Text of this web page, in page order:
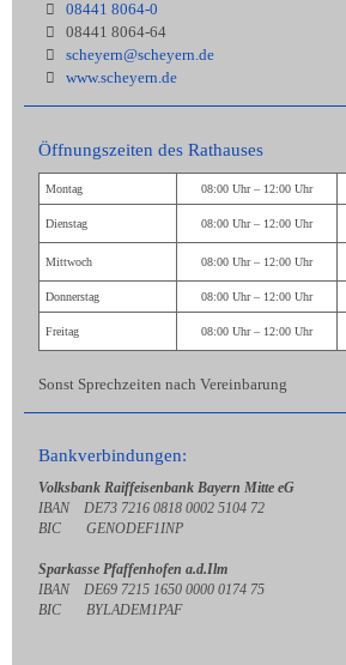
08441 8064-0
08441 8064-64
scheyern@scheyern.de
www.scheyern.de
Öffnungszeiten des Rathauses
Montag 08:00 Uhr – 12:00 Uhr
Dienstag 08:00 Uhr – 12:00 Uhr
Mittwoch 08:00 Uhr – 12:00 Uhr
Donnerstag 08:00 Uhr – 12:00 Uhr
Freitag 08:00 Uhr – 12:00 Uhr
Sonst Sprechzeiten nach Vereinbarung
Bankverbindungen:
Volksbank Raiffeisenbank Bayern Mitte eG
IBAN DE73 7216 0818 0002 5104 72
BIC GENODEF1INP
Sparkasse Pfaffenhofen a.d.Ilm
IBAN DE69 7215 1650 0000 0174 75
BIC BYLADEM1PAF